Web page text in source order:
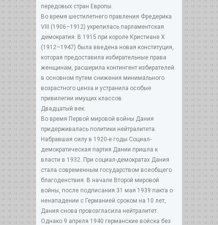
передовых стран Европы.
Во время шестилетнего правления Фредерика
VIII (1906–1912) укрепилась парламентская
демократия. В 1915 при короле Кристиане Х
(1912–1947) была введена новая конституция,
которая предоставила избирательные права
женщинам, расширила контингент избирателей
в основном путем снижения минимального
возрастного ценза и устранила особые
привилегии имущих классов.
Двадцатый век.
Во время Первой мировой войны Дания
придерживалась политики нейтралитета.
Набравшая силу в 1920-е годы Социал-
демократическая партия Дании пришла к
власти в 1932. При социал-демократах Дания
стала современным государством всеобщего
благоденствия. В начале Второй мировой
войны, после подписания 31 мая 1939 пакта о
ненападении с Германией сроком на 10 лет,
Дания снова провозгласила нейтралитет.
Однако 9 апреля 1940 германские войска без